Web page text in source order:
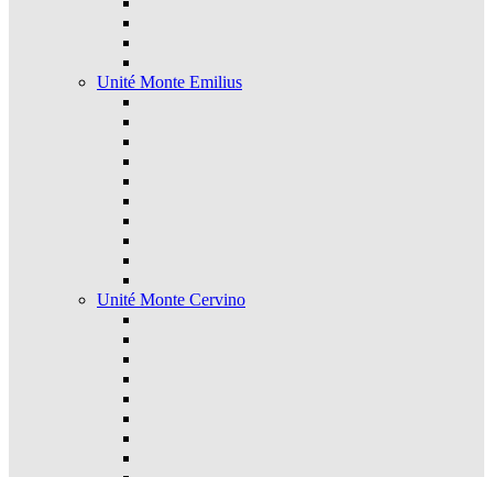
Unité Monte Emilius
Unité Monte Cervino